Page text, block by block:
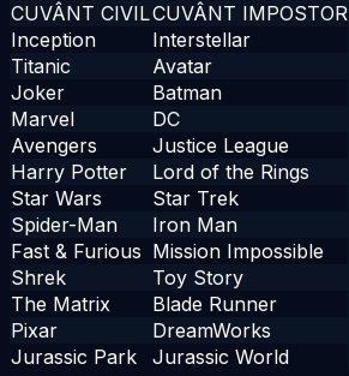
CUVÂNT CIVILCUVÂNT IMPOSTOR
Inception
Interstellar
Titanic
Avatar
Joker
Batman
Marvel
DC
Avengers
Justice League
Harry Potter
Lord of the Rings
Star Wars
Star Trek
Spider-Man
Iron Man
Fast & Furious Mission Impossible
Shrek
Toy Story
The Matrix
Blade Runner
Pixar
DreamWorks
Jurassic Park
Jurassic World